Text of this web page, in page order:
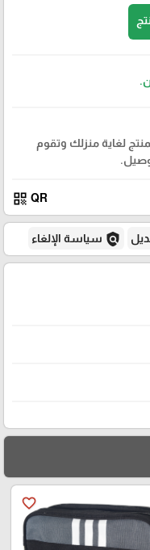
لغاية منزلك وتقوم
QR
qr_code
policy سياسة الإلغاء
favorite_border